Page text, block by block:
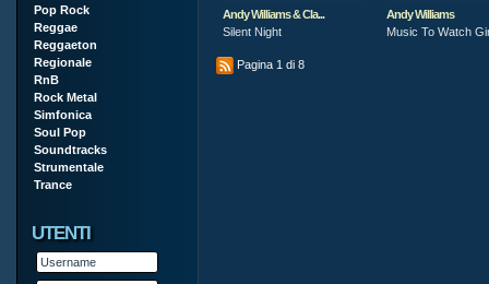
Pop Rock
Reggae
Reggaeton
Regionale
RnB
Rock Metal
Simfonica
Soul Pop
Soundtracks
Strumentale
Trance
UTENTI
Andy Williams & Cla...
Silent Night
Andy Williams
Music To Watch
Pagina 1 di 8